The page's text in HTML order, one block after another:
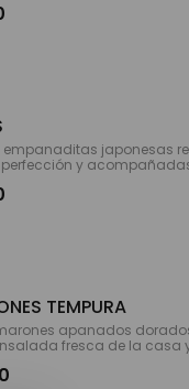
empanaditas japonesas
y
TEMPURA
apanados
fresca de la casa